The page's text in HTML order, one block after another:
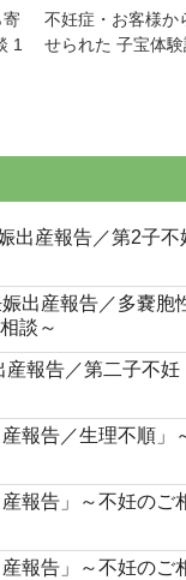
寄
1
不妊症・お客様か
せられた 子宝体
出産報告／第2子不
出産報告／多嚢胞
談～
報告／第二子不妊
報告／生理不順」
報告」～不妊のご
報告」～不妊のご